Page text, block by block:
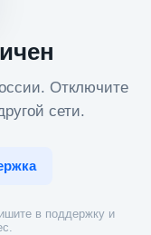
Отключите
сети.
в поддержку и